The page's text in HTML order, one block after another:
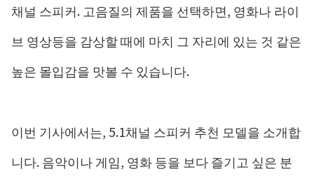
채널 스피커. 고음질의 제품을 선택하면, 영화나 라이
브 영상등을 감상할 때에 마치 그 자리에 있는 것 같은
높은 몰입감을 맛볼 수 있습니다.
이번 기사에서는, 5.1채널 스피커 추천 모델을 소개합
니다. 음악이나 게임, 영화 등을 보다 즐기고 싶은 분